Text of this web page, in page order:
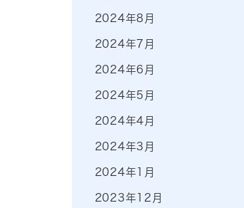
2024年8月
2024年7月
2024年6月
2024年5月
2024年4月
2024年3月
2024年1月
2023年12月